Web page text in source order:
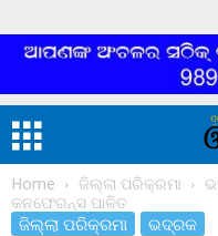
Home ଜିଲ୍ଲା ପରିକ୍ରମା
କନଫେରନ୍ସ ପାଳିତ
ଜିଲ୍ଲା ପରିକ୍ରମା ଭଦ୍ରକ